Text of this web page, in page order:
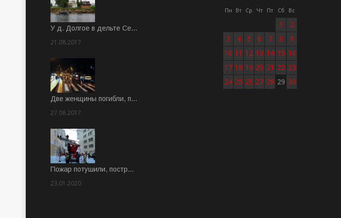
У д. Долгое в дельте Се…
21.08.2017
Две женщины погибли, п…
27.08.2017
Пожар потушили, постр…
23.01.2020
Пн Вт Ср Чт Пт Сб Вс
1
2
3
4 5 6 7 8
9
10 11 12 13 14 15 16
17 18 19 20 21 22 23
24 25 26 27 28 29 30